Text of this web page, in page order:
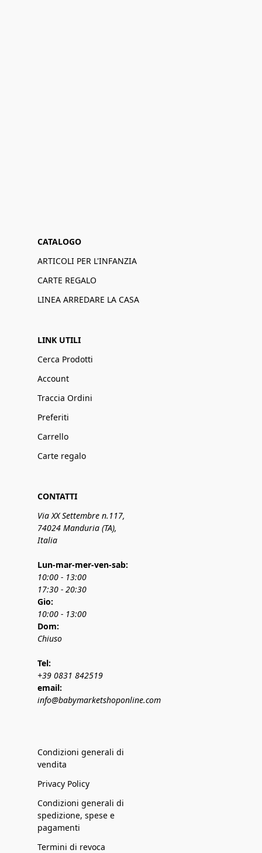
CATALOGO
ARTICOLI PER L'INFANZIA
CARTE REGALO
LINEA ARREDARE LA CASA
LINK UTILI
Cerca Prodotti
Account
Traccia Ordini
Preferiti
Carrello
Carte regalo
CONTATTI
Via XX Settembre n.117,
74024 Manduria (TA),
Italia
Lun-mar-mer-ven-sab:
10:00 - 13:00
17:30 - 20:30
Gio:
10:00 - 13:00
Dom:
Chiuso
Tel:
+39 0831 842519
email:
info@babymarketshoponline.com
Condizioni generali di
vendita
Privacy Policy
Condizioni generali di
spedizione, spese e
pagamenti
Termini di revoca